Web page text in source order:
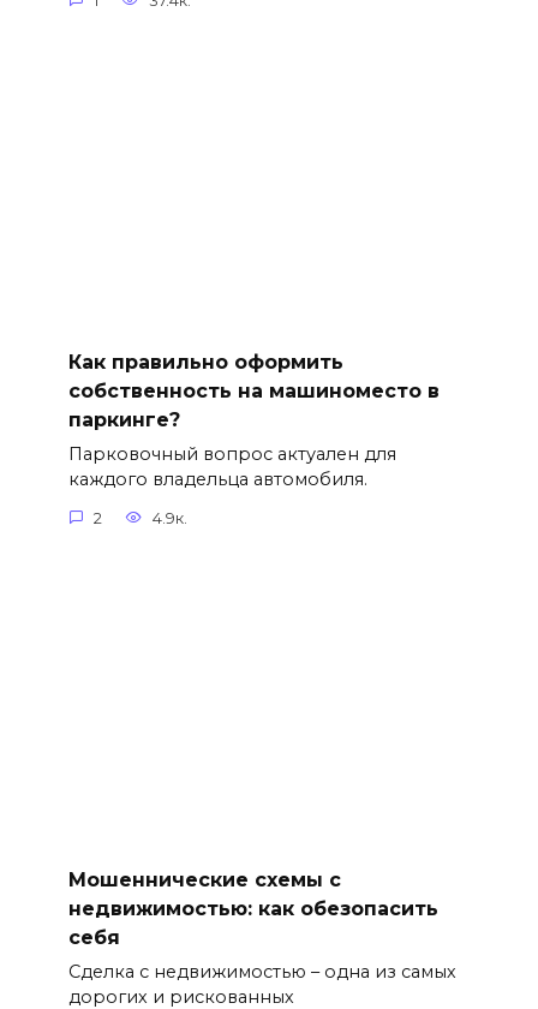
Как правильно оформить
собственность на машиноместо в
паркинге?
Парковочный вопрос актуален для
каждого владельца автомобиля.
2 4.9к.
Мошеннические схемы с
недвижимостью: как обезопасить
себя
Сделка с недвижимостью – одна из самых
дорогих и рискованных